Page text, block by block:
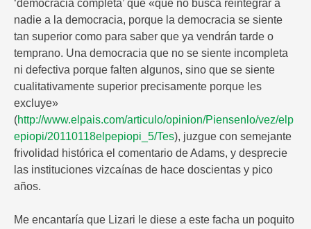
‘democracia completa’ que «que no busca reintegrar a
nadie a la democracia, porque la democracia se siente
tan superior como para saber que ya vendrán tarde o
temprano. Una democracia que no se siente incompleta
ni defectiva porque falten algunos, sino que se siente
cualitativamente superior precisamente porque les
excluye»
(http://www.elpais.com/articulo/opinion/Piensenlo/vez/elp
epiopi/20110118elpepiopi_5/Tes), juzgue con semejante
frivolidad histórica el comentario de Adams, y desprecie
las instituciones vizcaínas de hace doscientas y pico
años.
Me encantaría que Lizari le diese a este facha un poquito